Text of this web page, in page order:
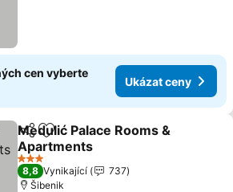
cen vyberte
Ukázat ceny
SdíletPřidat na seznam oblíbených
Medulić Palace Rooms &
Apartments
3 Počet hvězdiček
8,8 Vynikající
737
Šibenik